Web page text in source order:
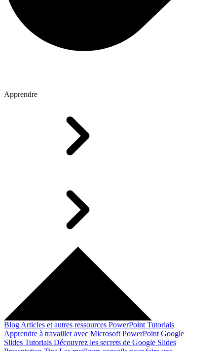
Apprendre
Blog Articles et autres ressources PowerPoint Tutorials
Apprendre à travailler avec Microsoft PowerPoint Google
Slides Tutorials Découvrez les secrets de Google Slides